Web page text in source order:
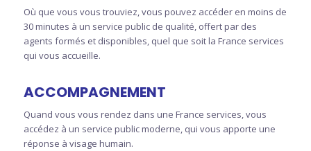
Où que vous vous trouviez, vous pouvez accéder en moins de
30 minutes à un service public de qualité, offert par des
agents formés et disponibles, quel que soit la France services
qui vous accueille.
ACCOMPAGNEMENT
Quand vous vous rendez dans une France services, vous
accédez à un service public moderne, qui vous apporte une
réponse à visage humain.